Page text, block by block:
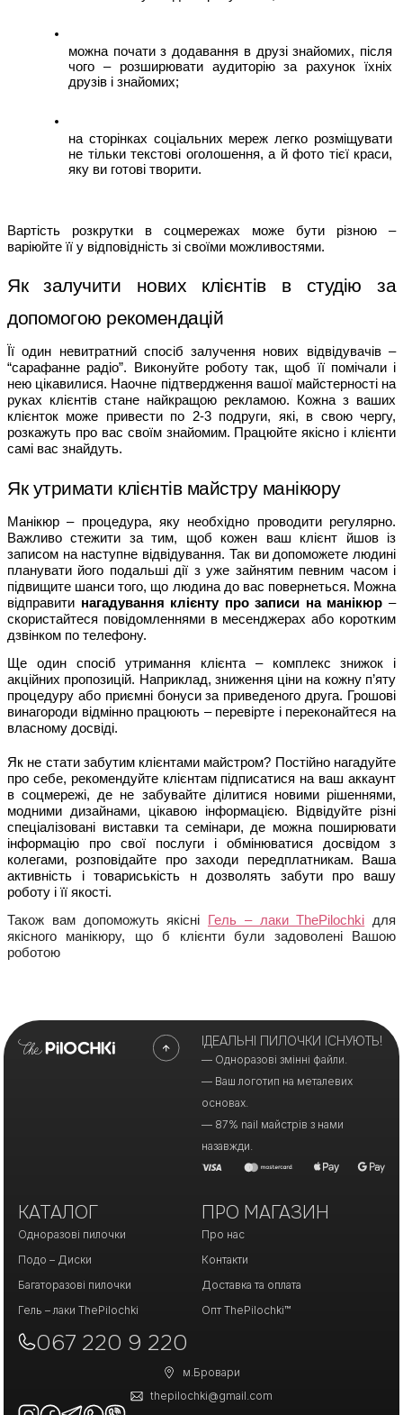
можна почати з додавання в друзі знайомих, після
чого – розширювати аудиторію за рахунок їхніх
друзів і знайомих;
на сторінках соціальних мереж легко розміщувати
не тільки текстові оголошення, а й фото тієї краси,
яку ви готові творити.
Вартість розкрутки в соцмережах може бути різною –
варіюйте її у відповідність зі своїми можливостями.
Як залучити нових клієнтів в студію за
допомогою рекомендацій
Її один невитратний спосіб залучення нових відвідувачів –
“сарафанне радіо”. Виконуйте роботу так, щоб її помічали і
нею цікавилися. Наочне підтвердження вашої майстерності на
руках клієнтів стане найкращою рекламою. Кожна з ваших
клієнток може привести по 2-3 подруги, які, в свою чергу,
розкажуть про вас своїм знайомим. Працюйте якісно і клієнти
самі вас знайдуть.
Як утримати клієнтів майстру манікюру
Манікюр – процедура, яку необхідно проводити регулярно.
Важливо стежити за тим, щоб кожен ваш клієнт йшов із
записом на наступне відвідування. Так ви допоможете людині
планувати його подальші дії з уже зайнятим певним часом і
підвищите шанси того, що людина до вас повернеться. Можна
відправити нагадування клієнту про записи на манікюр –
скористайтеся повідомленнями в месенджерах або коротким
дзвінком по телефону.
Ще один спосіб утримання клієнта – комплекс знижок і
акційних пропозицій. Наприклад, зниження ціни на кожну п’яту
процедуру або приємні бонуси за приведеного друга. Грошові
винагороди відмінно працюють – перевірте і переконайтеся на
власному досвіді.
Як не стати забутим клієнтами майстром? Постійно нагадуйте
про себе, рекомендуйте клієнтам підписатися на ваш аккаунт
в соцмережі, де не забувайте ділитися новими рішеннями,
модними дизайнами, цікавою інформацією. Відвідуйте різні
спеціалізовані виставки та семінари, де можна поширювати
інформацію про свої послуги і обмінюватися досвідом з
колегами, розповідайте про заходи передплатникам. Ваша
активність і товариськість н дозволять забути про вашу
роботу і її якості.
Також вам допоможуть якісні
Гель – лаки ThePilochki для
якісного манікюру, що б клієнти були задоволені Вашою
роботою
ІДЕАЛЬНІ ПИЛОЧКИ ІСНУЮТЬ!
— Одноразові змінні файли.
— Ваш логотип на металевих
основах.
— 87% nail майстрів з нами
назавжди.
КАТАЛОГ
Одноразові пилочки
Подо – Диски
Багаторазові пилочки
Гель – лаки ThePilochki
ПРО МАГАЗИН
Про нас
Контакти
Доставка та оплата
Опт ThePilochki™
067 220 9 220
м.Бровари
thepilochki@gmail.com